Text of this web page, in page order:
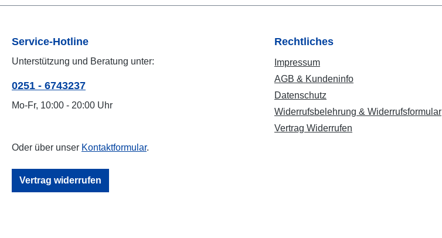
Service-Hotline
Unterstützung und Beratung unter:
0251 - 6743237
Mo-Fr, 10:00 - 20:00 Uhr
Oder über unser Kontaktformular.
Vertrag widerrufen
Rechtliches
Impressum
AGB & Kundeninfo
Datenschutz
Widerrufsbelehrung & Widerrufsformular
Vertrag Widerrufen